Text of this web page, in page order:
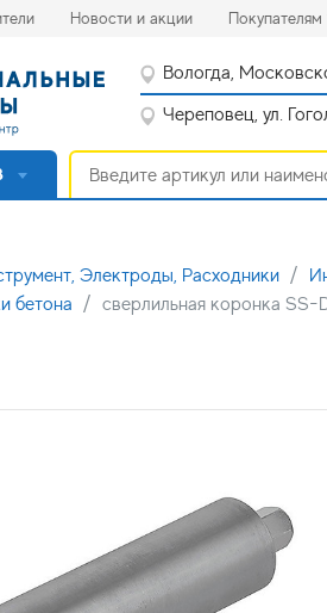
(current)Новости и акции(current)Покупателям
Вологда,
Череповец, ул.
Электроды, Расходники
бетона
сверлильная коронка SS-